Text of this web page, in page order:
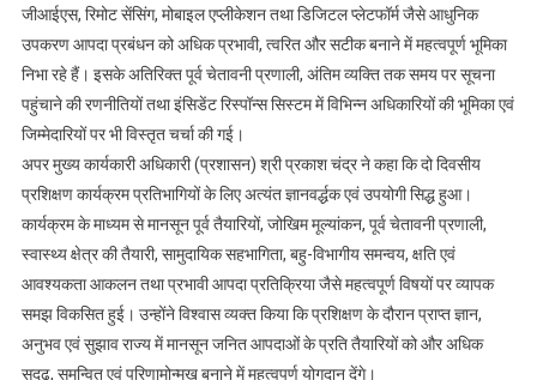
जीआईएस, रिमोट सेंसिंग, मोबाइल एप्लीकेशन तथा डिजिटल प्लेटफॉर्म जैसे आधुनिक
उपकरण आपदा प्रबंधन को अधिक प्रभावी, त्वरित और सटीक बनाने में महत्वपूर्ण भूमिका
निभा रहे हैं। इसके अतिरिक्त पूर्व चेतावनी प्रणाली, अंतिम व्यक्ति तक समय पर सूचना
पहुंचाने की रणनीतियों तथा इंसिडेंट रिस्पॉन्स सिस्टम में विभिन्न अधिकारियों की भूमिका एवं
जिम्मेदारियों पर भी विस्तृत चर्चा की गई।
अपर मुख्य कार्यकारी अधिकारी (प्रशासन) श्री प्रकाश चंद्र ने कहा कि दो दिवसीय
प्रशिक्षण कार्यक्रम प्रतिभागियों के लिए अत्यंत ज्ञानवर्द्धक एवं उपयोगी सिद्ध हुआ।
कार्यक्रम के माध्यम से मानसून पूर्व तैयारियों, जोखिम मूल्यांकन, पूर्व चेतावनी प्रणाली,
स्वास्थ्य क्षेत्र की तैयारी, सामुदायिक सहभागिता, बहु-विभागीय समन्वय, क्षति एवं
आवश्यकता आकलन तथा प्रभावी आपदा प्रतिक्रिया जैसे महत्वपूर्ण विषयों पर व्यापक
समझ विकसित हुई। उन्होंने विश्वास व्यक्त किया कि प्रशिक्षण के दौरान प्राप्त ज्ञान,
अनुभव एवं सुझाव राज्य में मानसून जनित आपदाओं के प्रति तैयारियों को और अधिक
सुदृढ़, समन्वित एवं परिणामोन्मुख बनाने में महत्वपूर्ण योगदान देंगे।